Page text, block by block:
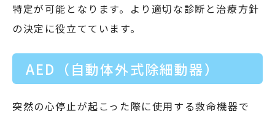
特定が可能となります。より適切な診断と治療方針
の決定に役立てています。
AED（自動体外式除細動器）
突然の心停止が起こった際に使用する救命機器で